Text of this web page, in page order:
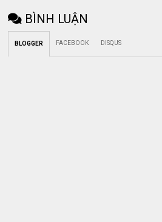
BÌNH LUẬN
BLOGGER FACEBOOK DISQUS